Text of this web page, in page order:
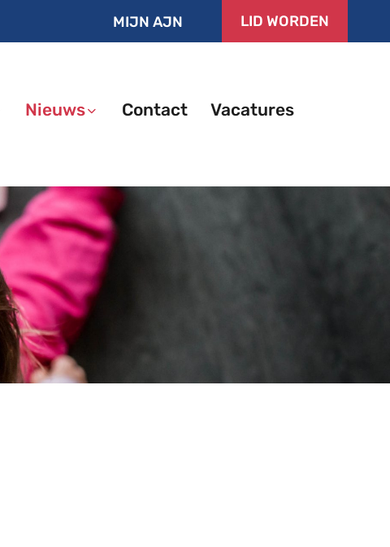
MIJN AJN LID WORDEN
Nieuws Contact Vacatures